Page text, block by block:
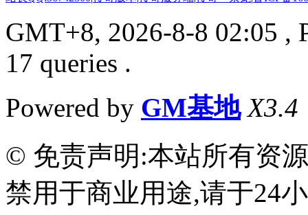
GMT+8, 2026-8-8 02:05 ,
17 queries .
Powered by GM基地 X3.4
© 免责声明:本站所有资
禁用于商业用途,请于24